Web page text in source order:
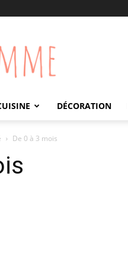
DÉCORATION
De 0 à 3 mois